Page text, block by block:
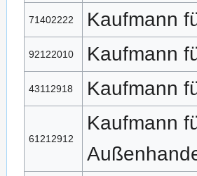
71402222 Kaufmann
92122010 Kaufmann
43112918 Kaufmann
61212912
Kaufmann